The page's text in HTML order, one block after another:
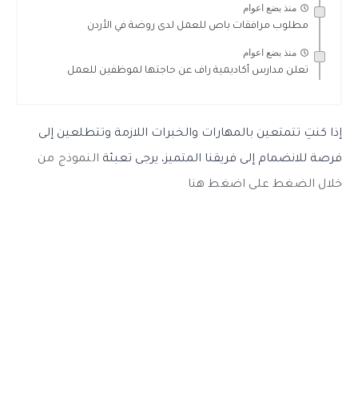
منذ بضع اعوام
مطلوب مرافقات باص للعمل لدى روضة في الأردن
منذ بضع اعوام
تعلن مدارس أكاديمية راف عن حاجتها لموظفين للعمل
إذا كنتِ تتمتعين بالمهارات والخبرات اللازمة وتتطلعين إلى
فرصة للانضمام إلى فريقنا المتميز، يرجى تعبئة النموذج من
خلال الضغط على اضغط هنا